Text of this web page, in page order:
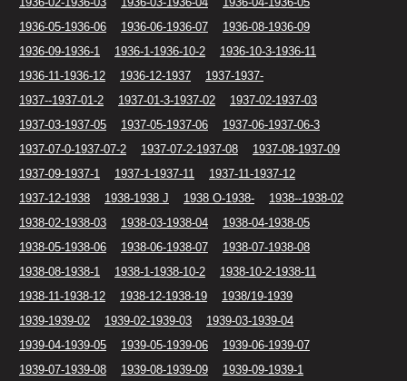
1936-05-1936-06
1936-06-1936-07
1936-08-1936-09
1936-09-1936-1
1936-1-1936-10-2
1936-10-3-1936-11
1936-11-1936-12
1936-12-1937
1937-1937-
1937--1937-01-2
1937-01-3-1937-02
1937-02-1937-03
1937-03-1937-05
1937-05-1937-06
1937-06-1937-06-3
1937-07-0-1937-07-2
1937-07-2-1937-08
1937-08-1937-09
1937-09-1937-1
1937-1-1937-11
1937-11-1937-12
1937-12-1938
1938-1938 J 1938 O-1938-
1938--1938-02
1938-02-1938-03
1938-03-1938-04
1938-04-1938-05
1938-05-1938-06
1938-06-1938-07
1938-07-1938-08
1938-08-1938-1
1938-1-1938-10-2
1938-10-2-1938-11
1938-11-1938-12
1938-12-1938-19
1938/19-1939
1939-1939-02
1939-02-1939-03
1939-03-1939-04
1939-04-1939-05
1939-05-1939-06
1939-06-1939-07
1939-07-1939-08
1939-08-1939-09
1939-09-1939-1